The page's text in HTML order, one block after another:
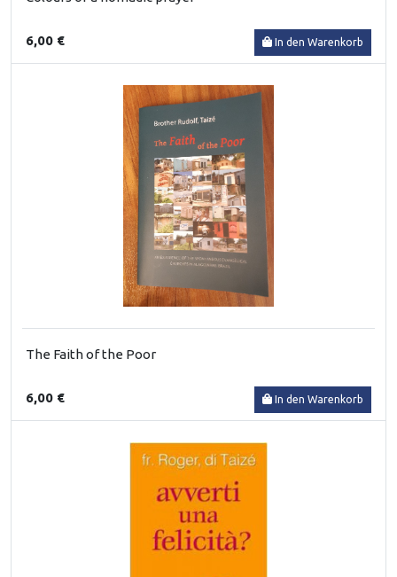
6,00 € In den Warenkorb
The Faith of the Poor
6,00 € In den Warenkorb